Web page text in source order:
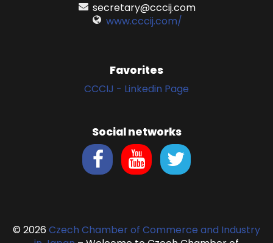
secretary@cccij.com
www.cccij.com/
Favorites
CCCIJ - Linkedin Page
Social networks
© 2026 Czech Chamber of Commerce and Industry